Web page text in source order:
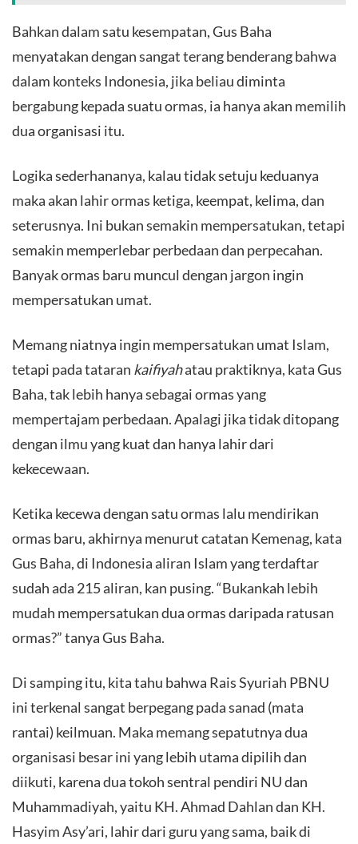
​Bahkan dalam satu kesempatan, Gus Baha
menyatakan dengan sangat terang benderang bahwa
dalam konteks Indonesia, jika beliau diminta
bergabung kepada suatu ormas, ia hanya akan memilih
dua organisasi itu.
​Logika sederhananya, kalau tidak setuju keduanya
maka akan lahir ormas ketiga, keempat, kelima, dan
seterusnya. Ini bukan semakin mempersatukan, tetapi
semakin memperlebar perbedaan dan perpecahan.
Banyak ormas baru muncul dengan jargon ingin
mempersatukan umat.
​Memang niatnya ingin mempersatukan umat Islam,
tetapi pada tataran kaifiyahatau praktiknya, kata Gus
Baha, tak lebih hanya sebagai ormas yang
mempertajam perbedaan. Apalagi jika tidak ditopang
dengan ilmu yang kuat dan hanya lahir dari
kekecewaan.
​Ketika kecewa dengan satu ormas lalu mendirikan
ormas baru, akhirnya menurut catatan Kemenag, kata
Gus Baha, di Indonesia aliran Islam yang terdaftar
sudah ada 215 aliran, kan pusing. “Bukankah lebih
mudah mempersatukan dua ormas daripada ratusan
ormas?” tanya Gus Baha.
​Di samping itu, kita tahu bahwa Rais Syuriah PBNU
ini terkenal sangat berpegang pada sanad (mata
rantai) keilmuan. Maka memang sepatutnya dua
organisasi besar ini yang lebih utama dipilih dan
diikuti, karena dua tokoh sentral pendiri NU dan
Muhammadiyah, yaitu KH. Ahmad Dahlan dan KH.
Hasyim Asy’ari, lahir dari guru yang sama, baik di